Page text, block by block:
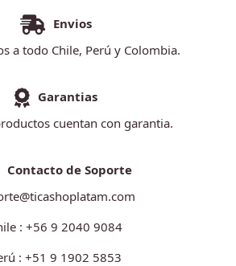
Envios
a todo Chile, Perú y Colombia.
Garantias
cuentan con garantia.
Contacto de Soporte
: +56 9 2040 9084
: +51 9 1902 5853